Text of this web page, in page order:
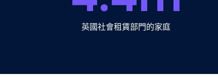
英國社會租賃部門的家庭